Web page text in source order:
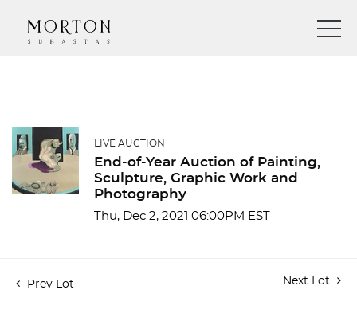
LIVE AUCTION
End-of-Year Auction of Painting,
Sculpture, Graphic Work and
Photography
Thu, Dec 2, 2021 06:00PM EST
Prev Lot Next Lot